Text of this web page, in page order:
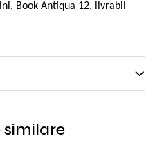
Book Antiqua 12, livrabil
similare